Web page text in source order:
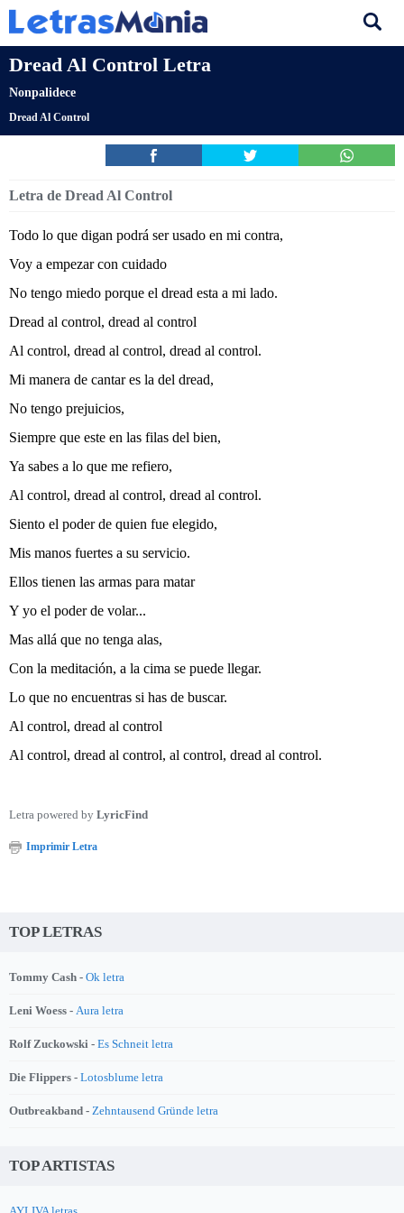
Dread Al Control Letra
Nonpalidece
Dread Al Control
Letra de Dread Al Control
Todo lo que digan podrá ser usado en mi contra,
Voy a empezar con cuidado
No tengo miedo porque el dread esta a mi lado.
Dread al control, dread al control
Al control, dread al control, dread al control.
Mi manera de cantar es la del dread,
No tengo prejuicios,
Siempre que este en las filas del bien,
Ya sabes a lo que me refiero,
Al control, dread al control, dread al control.
Siento el poder de quien fue elegido,
Mis manos fuertes a su servicio.
Ellos tienen las armas para matar
Y yo el poder de volar...
Mas allá que no tenga alas,
Con la meditación, a la cima se puede llegar.
Lo que no encuentras si has de buscar.
Al control, dread al control
Al control, dread al control, al control, dread al control.
Letra powered by LyricFind
Imprimir Letra
TOP LETRAS
Tommy Cash - Ok letra
Leni Woess - Aura letra
Rolf Zuckowski - Es Schneit letra
Die Flippers - Lotosblume letra
Outbreakband - Zehntausend Gründe letra
TOP ARTISTAS